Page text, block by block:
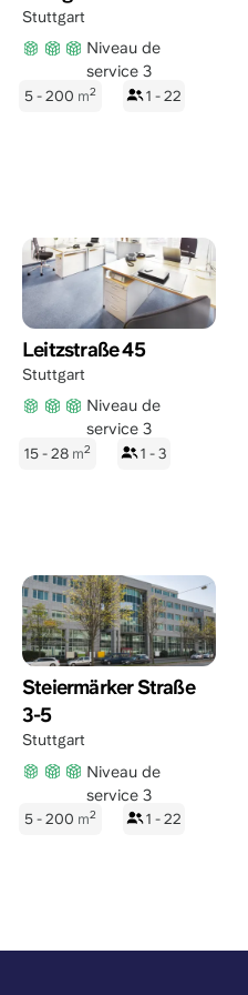
Stuttgart
Niveau de
service 3
5 - 200 m2 1 - 22
Leitzstraße 45
Stuttgart
Niveau de
service 3
15 - 28 m2 1 - 3
Steiermärker Straße
3-5
Stuttgart
Niveau de
service 3
5 - 200 m2 1 - 22